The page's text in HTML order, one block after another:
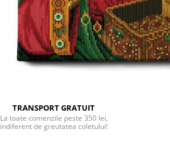
Facebook
TRANSPORT GRATUIT
La toate comenzile peste 350 lei,
indiferent de greutatea coletului!